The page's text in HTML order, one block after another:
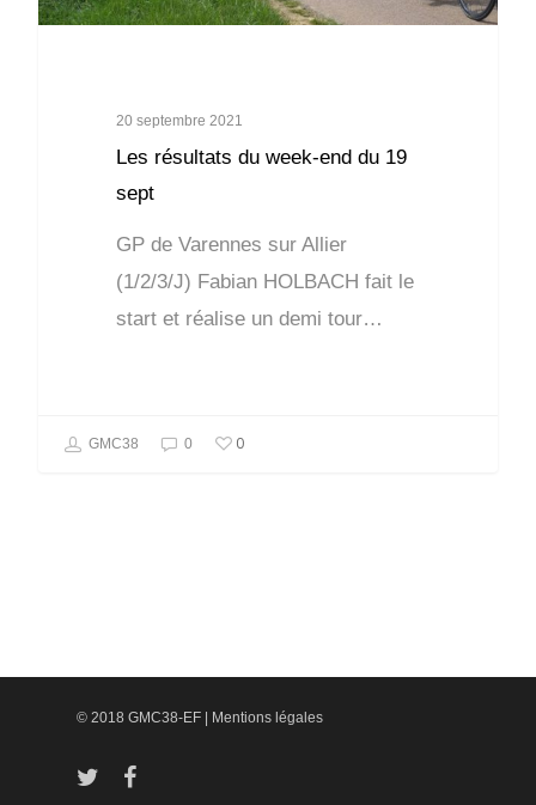
20 septembre 2021
Les résultats du week-end du 19
sept
GP de Varennes sur Allier
(1/2/3/J) Fabian HOLBACH fait le
start et réalise un demi tour…
GMC38 0 0
© 2018 GMC38-EF | Mentions légales